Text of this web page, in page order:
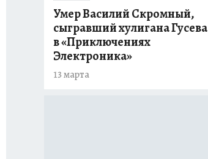
Умер Василий Скромный,
сыгравший хулигана Гусева
в «Приключениях
Электроника»
13 марта